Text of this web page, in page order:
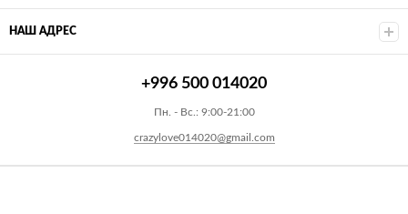
НАШ АДРЕС
+996 500 014020
Пн. - Вс.: 9:00-21:00
crazylove014020@gmail.com